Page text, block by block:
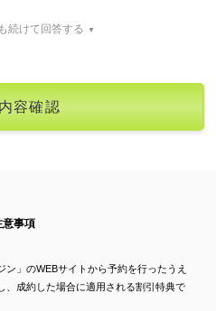
続けて回答する
意事項
ン」のWEBサイトから予約を行ったうえ
、成約した場合に適用される割引特典で